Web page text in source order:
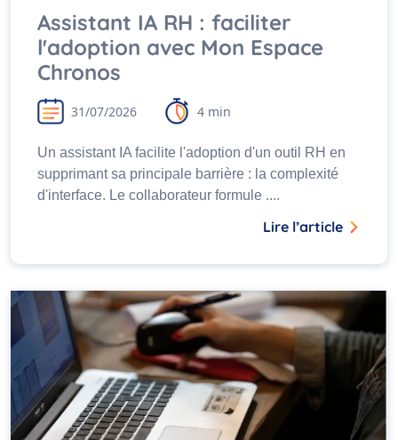
Assistant IA RH : faciliter
l'adoption avec Mon Espace
Chronos
31/07/2026 4 min
Un assistant IA facilite l'adoption d'un outil RH en
supprimant sa principale barrière : la complexité
d'interface. Le collaborateur formule ....
Lire l’article